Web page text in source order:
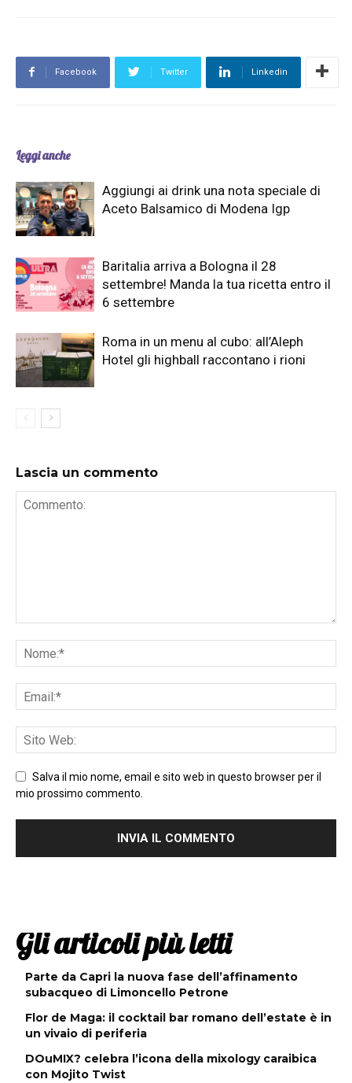
Facebook Twitter Linkedin
Leggi anche
Aggiungi ai drink una nota speciale di
Aceto Balsamico di Modena Igp
Baritalia arriva a Bologna il 28
settembre! Manda la tua ricetta entro il
6 settembre
Roma in un menu al cubo: all’Aleph
Hotel gli highball raccontano i rioni
Lascia un commento
Salva il mio nome, email e sito web in questo browser per il
mio prossimo commento.
Gli articoli più letti
Parte da Capri la nuova fase dell’affinamento
subacqueo di Limoncello Petrone
Flor de Maga: il cocktail bar romano dell’estate è in
un vivaio di periferia
DOuMIX? celebra l’icona della mixology caraibica
con Mojito Twist